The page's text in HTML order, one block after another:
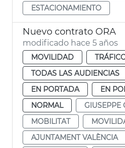
ESTACIONAMIENTO
Nuevo contrato ORA
modificado hace 5 años
MOVILIDAD
TODAS LAS AUDIENCIAS
EN PORTADA
EN
NORMAL
GIUSEPPE
MOBILITAT
AJUNTAMENT VALÈNCIA